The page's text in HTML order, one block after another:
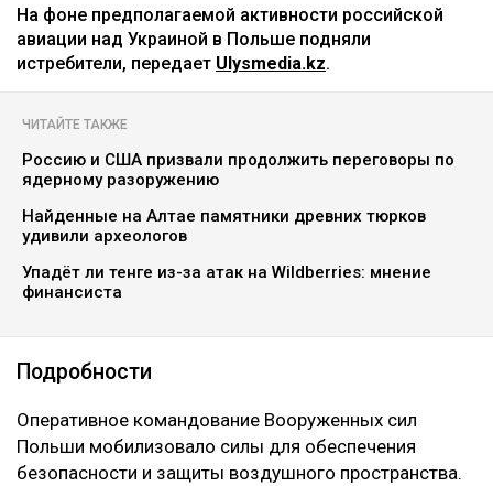
На фоне предполагаемой активности российской
авиации над Украиной в Польше подняли
истребители, передает Ulysmedia.kz.
ЧИТАЙТЕ ТАКЖЕ
Россию и США призвали продолжить переговоры по
ядерному разоружению
Найденные на Алтае памятники древних тюрков
удивили археологов
Упадёт ли тенге из-за атак на Wildberries: мнение
финансиста
Подробности
Оперативное командование Вооруженных сил
Польши мобилизовало силы для обеспечения
безопасности и защиты воздушного пространства.